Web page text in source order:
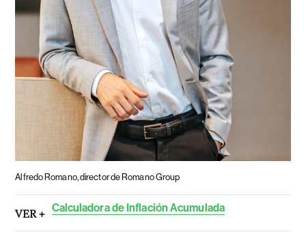
Alfredo Romano, director de Romano Group
VER + Calculadora de Inflación Acumulada